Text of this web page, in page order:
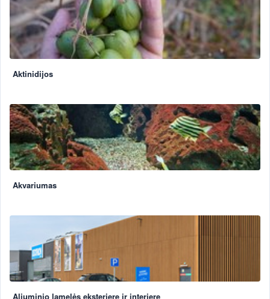
Aktinidijos
Akvariumas
Aliuminio lamelės eksterjere ir interjere